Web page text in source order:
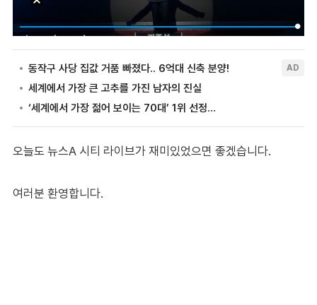
오늘도 뉴스A 시티 라이브가 재미있었으면 좋겠습니다.
여러분 환영합니다.